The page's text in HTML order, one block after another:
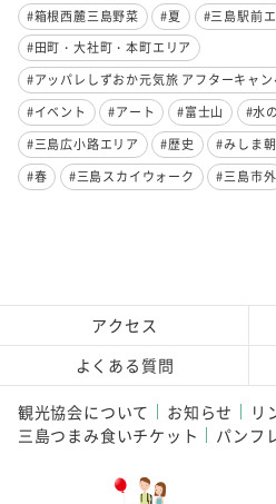
#箱根西麓三島野菜
#夏 #三島駅前
#田町・大社町・本町エリア
#アッパレしずおか元気旅 アフターキャン
#イベント
#アート #富士山 #水
#三島広小路エリア
#歴史 #みしま
#春
#三島スカイウォーク #三島市外
アクセス
よくある質問
観光協会について お知らせ
リ
三島つまみ食いチケット
パンフ